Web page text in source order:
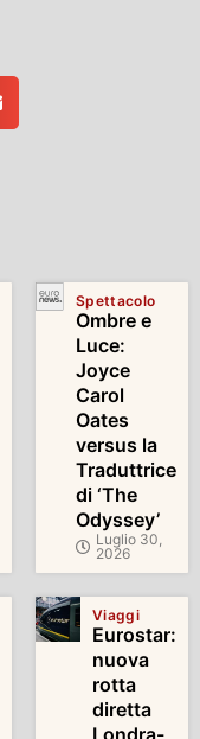
Spettacolo
Ombre e
Luce:
Joyce
Carol
Oates
versus la
Traduttrice
di ‘The
Odyssey’
Luglio 30,
2026
Viaggi
Eurostar:
nuova
rotta
diretta
Londra-